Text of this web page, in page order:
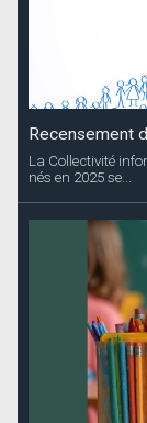
Recensement
La Collectivité
nés en 2025 se...